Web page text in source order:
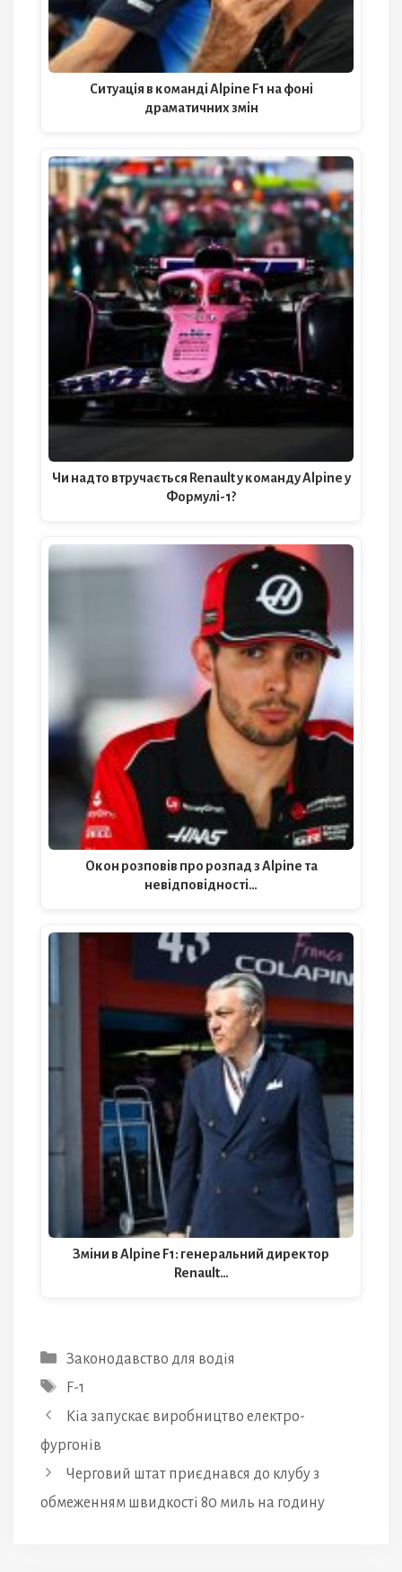
Ситуація в команді Alpine F1 на фоні
драматичних змін
Чи надто втручається Renault у команду Alpine у
Формулі-1?
Окон розповів про розпад з Alpine та
невідповідності…
Зміни в Alpine F1: генеральний директор
Renault…
Категорії
Законодавство для водія
Позначки
F-1
Kia запускає виробництво електро-
фургонів
Черговий штат приєднався до клубу з
обмеженням швидкості 80 миль на годину